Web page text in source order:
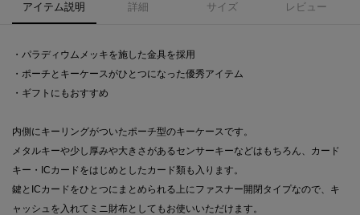
アイテム説明 詳細 サイズ レビュー
・パラディウムメッキを施した金具を採用
・ポーチとキーケースがひとつになった優秀アイテム
・ギフトにもおすすめ
内側にキーリングがついたポーチ型のキーケースです。
メタルキーや少し厚みや大きさがあるセンサーキーなどはもちろん、カード
キー・ICカードをはじめとしたカード類も入ります。
鍵とICカードをひとつにまとめられる上にファスナー開閉タイプなので、キ
ャッシュを入れてミニ財布としてもお使いいただけます。